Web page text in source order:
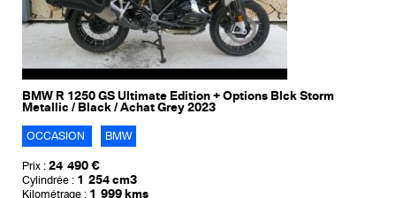
BMW R 1250 GS Ultimate Edition + Options Blck Storm
Metallic / Black / Achat Grey 2023
OCCASION BMW
Prix : 24 490 €
Cylindrée : 1 254 cm3
Kilométrage : 1 999 kms